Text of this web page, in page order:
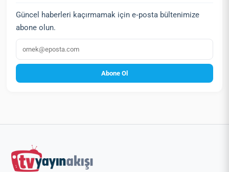
Güncel haberleri kaçırmamak için e‑posta bültenimize
abone olun.
E‑posta
Abone Ol